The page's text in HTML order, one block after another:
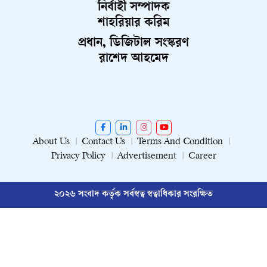
নির্বাহী সম্পাদক
শাহরিয়ার করিম
প্রধান, ডিজিটাল সংস্করণ
রাশেদ আহমেদ
About Us Contact Us
Terms And Condition
Privacy Policy
Advertisement Career
২০২৬ সংবাদ কর্তৃক সর্বস্বত্ব স্বত্বাধিকার সংরক্ষিত